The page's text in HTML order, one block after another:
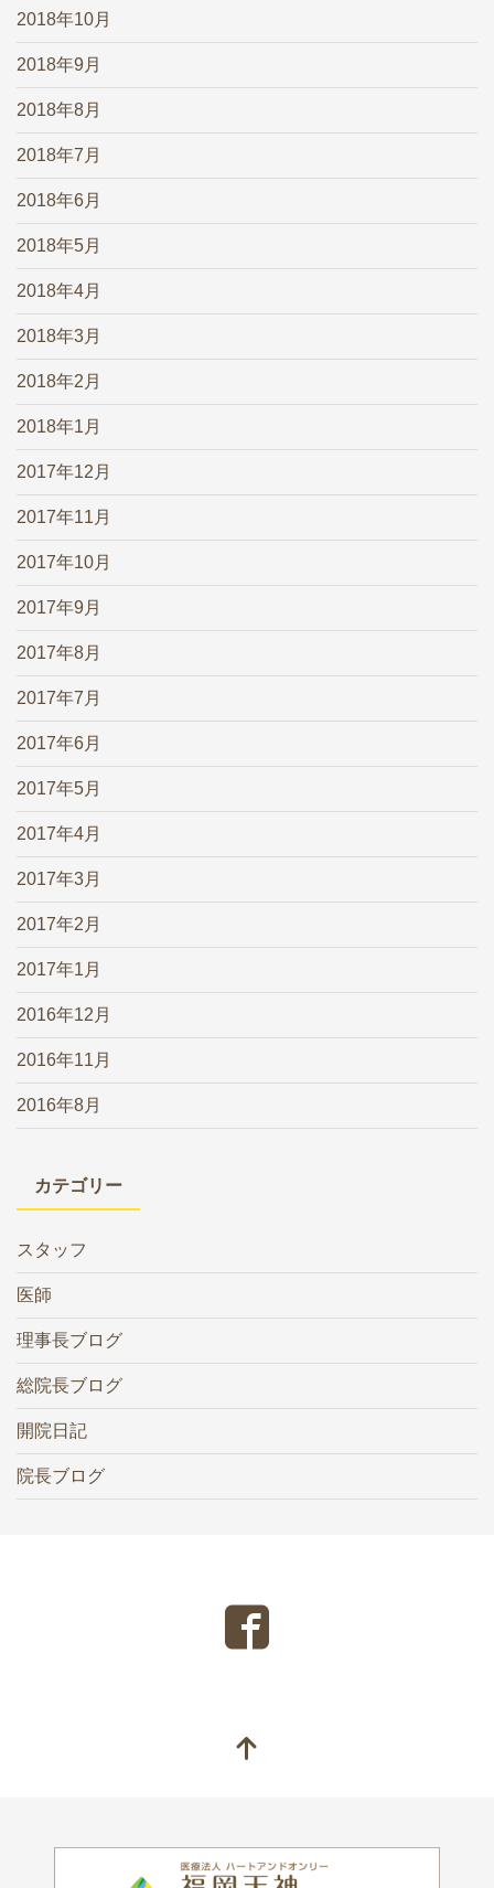
2018年10月
2018年9月
2018年8月
2018年7月
2018年6月
2018年5月
2018年4月
2018年3月
2018年2月
2018年1月
2017年12月
2017年11月
2017年10月
2017年9月
2017年8月
2017年7月
2017年6月
2017年5月
2017年4月
2017年3月
2017年2月
2017年1月
2016年12月
2016年11月
2016年8月
カテゴリー
スタッフ
医師
理事長ブログ
総院長ブログ
開院日記
院長ブログ